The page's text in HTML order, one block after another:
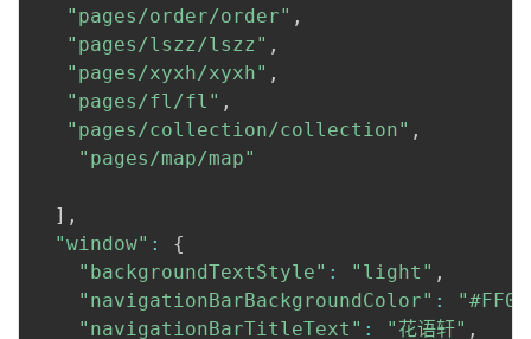
"pages/order/order" ,
"pages/lszz/lszz" ,
"pages/xyxh/xyxh" ,
"pages/fl/fl" ,
"pages/collection/collection" ,
"pages/map/map"
] ,
"window" :
{
"backgroundTextStyle" : "light" ,
"navigationBarBackgroundColor" :
"navigationBarTitleText" : "花语轩" ,